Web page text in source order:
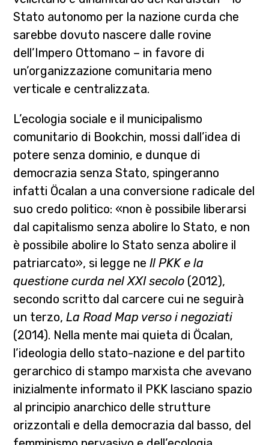
Stato autonomo per la nazione curda che
sarebbe dovuto nascere dalle rovine
dell’Impero Ottomano – in favore di
un’organizzazione comunitaria meno
verticale e centralizzata.
L’ecologia sociale e il municipalismo
comunitario di Bookchin, mossi dall’idea di
potere senza dominio, e dunque di
democrazia senza Stato, spingeranno
infatti Öcalan a una conversione radicale del
suo credo politico: «non è possibile liberarsi
dal capitalismo senza abolire lo Stato, e non
è possibile abolire lo Stato senza abolire il
patriarcato», si legge neIl PKK e la
questione curda nel XXI secolo (2012),
secondo scritto dal carcere cui ne seguirà
un terzo,La Road Map verso i negoziati
(2014). Nella mente mai quieta di Öcalan,
l’ideologia dello stato-nazione e del partito
gerarchico di stampo marxista che avevano
inizialmente informato il PKK lasciano spazio
al principio anarchico delle strutture
orizzontali e della democrazia dal basso, del